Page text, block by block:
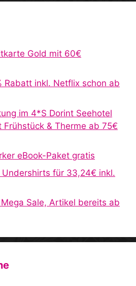
Gold mit 60€
Rabatt inkl. Netflix schon ab
im 4*S Dorint Seehotel
Frühstück & Therme ab 75€
eBook-Paket gratis
Undershirts für 33,24€ inkl.
Sale, Artikel bereits ab